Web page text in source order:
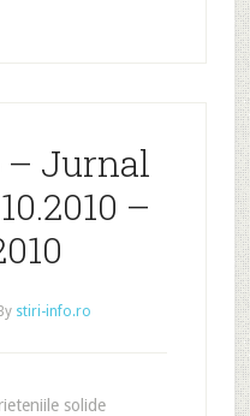
Jurnal
–
By stiri-info.ro
solide